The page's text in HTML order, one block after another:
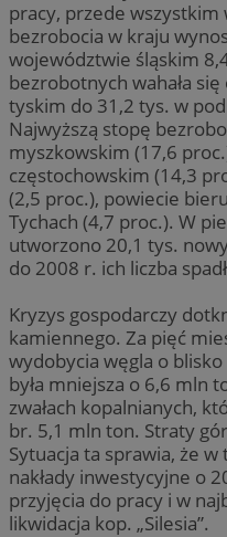
pracy, przede
bezrobocia w kraju
województwie śląskim
bezrobotnych wahała
tyskim do 31,2 tys. w
Najwyższą stopę
myszkowskim (17,6
częstochowskim (14,3
(2,5 proc.), powiecie
Tychach (4,7 proc.). W
utworzono 20,1 tys.
do 2008 r. ich liczba
Kryzys gospodarczy
kamiennego. Za pięć
wydobycia węgla o
była mniejsza o 6,6 mln
zwałach kopalnianych,
br. 5,1 mln ton. Straty
Sytuacja ta sprawia, że
nakłady inwestycyjne o
przyjęcia do pracy i w
likwidacja kop. „Silesia”.